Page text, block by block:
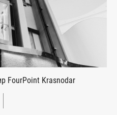
FourPoint Krasnodar